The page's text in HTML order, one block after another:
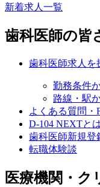
新着求人一覧
歯科医師の皆
歯科医師求人を
勤務条件
路線・駅
よくある質問・
D-104 NEXTと
歯科医師新規登
転職体験談
医療機関・ク